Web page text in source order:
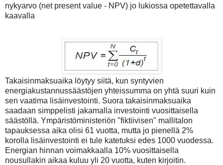
nykyarvo (net present value - NPV) jo lukiossa opetettavalla
kaavalla
Takaisinmaksuaika löytyy siitä, kun syntyvien
energiakustannussäästöjen yhteissumma on yhtä suuri kuin
sen vaatima lisäinvestointi. Suora takaisinmaksuaika
saadaan simppelisti jakamalla investointi vuosittaisella
säästöllä. Ympäristöministeriön "fiktiivisen" mallitalon
tapauksessa aika olisi 61 vuotta, mutta jo pienellä 2%
korolla lisäinvestointi ei tule katetuksi edes 1000 vuodessa.
Energian hinnan voimakkaalla 10% vuosittaisella
nousullakin aikaa kuluu yli 20 vuotta, kuten kirjoitin.